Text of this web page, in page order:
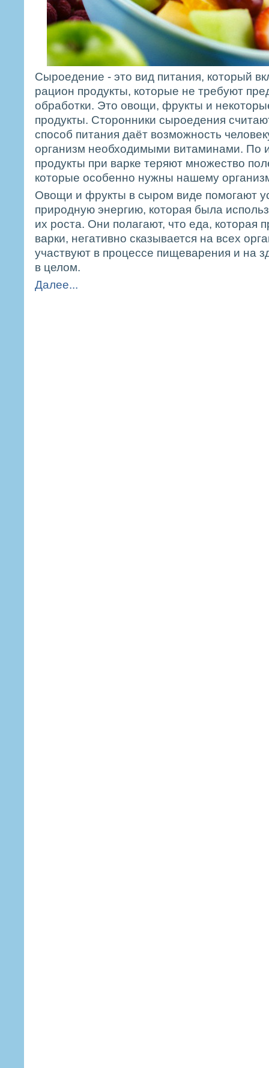
Сыроедение - это вид питания, который
рацион продукты, которые не требуют
обработки. Это овощи, фрукты и
продукты. Сторонники сыроедения
способ питания даёт возможность
организм необходимыми витаминами. По
продукты при варке теряют множество
которые особенно нужны нашему
Овощи и фрукты в сыром виде помогают
природную энергию, которая была
их роста. Они полагают, что еда, которая
варки, негативно сказывается на всех
участвуют в процессе пищеварения и на
в целом.
Далее...